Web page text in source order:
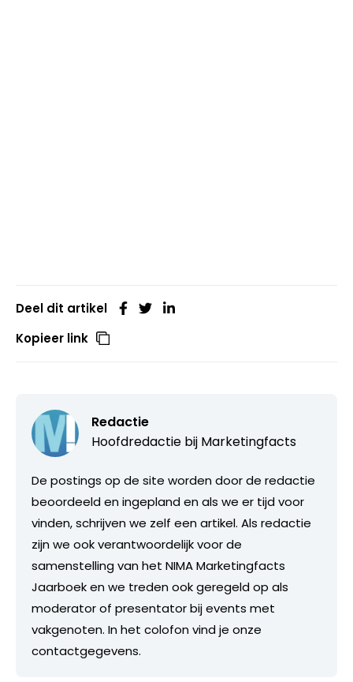
Deel dit artikel
Kopieer link
Redactie
Hoofdredactie bij Marketingfacts
De postings op de site worden door de redactie
beoordeeld en ingepland en als we er tijd voor
vinden, schrijven we zelf een artikel. Als redactie
zijn we ook verantwoordelijk voor de
samenstelling van het NIMA Marketingfacts
Jaarboek en we treden ook geregeld op als
moderator of presentator bij events met
vakgenoten. In het colofon vind je onze
contactgegevens.